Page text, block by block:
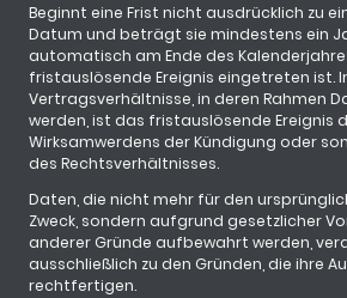
Beginnt eine Frist nicht ausdrücklich zu
Datum und beträgt sie mindestens ein
automatisch am Ende des
fristauslösende Ereignis eingetreten ist.
Vertragsverhältnisse, in deren Rahmen
werden, ist das fristauslösende Ereignis
Wirksamwerdens der Kündigung oder
des Rechtsverhältnisses.
Daten, die nicht mehr für den
Zweck, sondern aufgrund gesetzlicher
anderer Gründe aufbewahrt werden,
ausschließlich zu den Gründen, die ihre
rechtfertigen.